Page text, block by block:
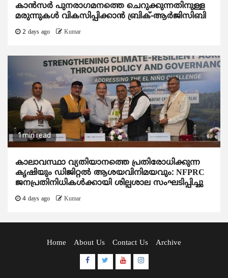
കാന്‍സര്‍ പുനരാഗമനത്തെ ചെറുക്കുന്നതിനുള്ള
മരുന്നുകള്‍ വികസിപ്പിക്കാന്‍ ബ്രിക്-ആര്‍ജിസിബി
2 days ago Kumar
1 min read
കാലാവസ്ഥാ വ്യതിയാനത്തെ പ്രതിരോധിക്കുന്ന
കൃഷിയും ഡിജിറ്റൽ ആശയവിനിമയവും: NFPRC
ജനപ്രതിനിധികൾക്കായി ശില്പശാല സംഘടിപ്പിച്ചു
4 days ago Kumar
Home About Us Contact Us Archive
Facebook
TwitterYoutubeInstagram